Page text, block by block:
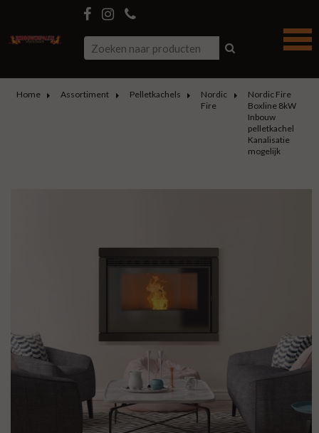
Home Assortiment Pelletkachels
Nordic
Fire
Nordic Fire
Boxline 8kW
Inbouw
pelletkachel
Kanalisatie
mogelijk